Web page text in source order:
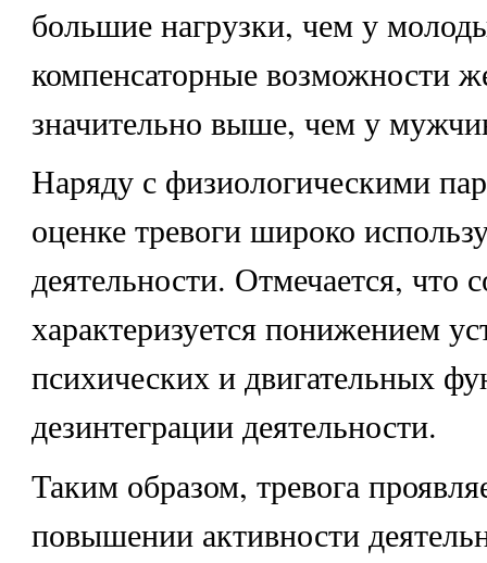
большие нагрузки, чем у
компенсаторные возможности
значительно выше, чем у
Наряду с физиологическими
оценке тревоги широко
деятельности. Отмечается, что
характеризуется понижением
психических и двигательных
дезинтеграции деятельности.
Таким образом, тревога
повышении активности